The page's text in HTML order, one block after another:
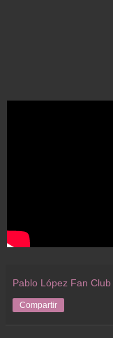
Pablo López Fan Club
Compartir